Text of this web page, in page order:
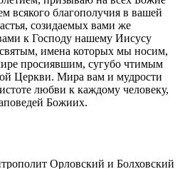
всякого благополучия в вашей
созидаемых вами же
к Господу нашему Иисусу
имена которых мы носим,
просиявшим, сугубо чтимым
Церкви. Мира вам и мудрости
любви к каждому человеку,
Божиих.
Орловский и Болховский